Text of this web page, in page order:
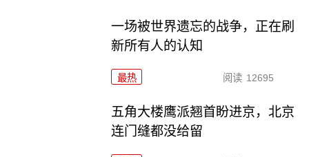
一场被世界遗忘的战争，正在刷
新所有人的认知
最热 阅读 12695
五角大楼鹰派翘首盼进京，北京
连门缝都没给留